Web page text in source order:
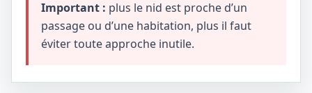
Important : plus le nid est proche d’un
passage ou d’une habitation, plus il faut
éviter toute approche inutile.